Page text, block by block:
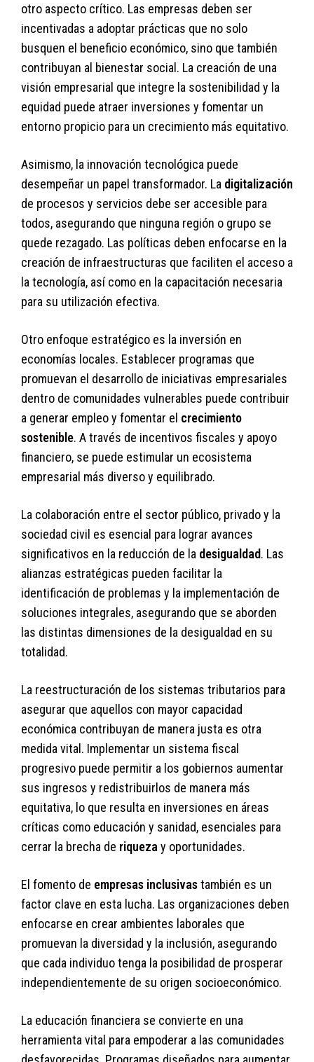
otro aspecto crítico. Las empresas deben ser
incentivadas a adoptar prácticas que no solo
busquen el beneficio económico, sino que también
contribuyan al bienestar social. La creación de una
visión empresarial que integre la sostenibilidad y la
equidad puede atraer inversiones y fomentar un
entorno propicio para un crecimiento más equitativo.
Asimismo, la innovación tecnológica puede
desempeñar un papel transformador. La digitalización
de procesos y servicios debe ser accesible para
todos, asegurando que ninguna región o grupo se
quede rezagado. Las políticas deben enfocarse en la
creación de infraestructuras que faciliten el acceso a
la tecnología, así como en la capacitación necesaria
para su utilización efectiva.
Otro enfoque estratégico es la inversión en
economías locales. Establecer programas que
promuevan el desarrollo de iniciativas empresariales
dentro de comunidades vulnerables puede contribuir
a generar empleo y fomentar el crecimiento
sostenible. A través de incentivos fiscales y apoyo
financiero, se puede estimular un ecosistema
empresarial más diverso y equilibrado.
La colaboración entre el sector público, privado y la
sociedad civil es esencial para lograr avances
significativos en la reducción de la desigualdad. Las
alianzas estratégicas pueden facilitar la
identificación de problemas y la implementación de
soluciones integrales, asegurando que se aborden
las distintas dimensiones de la desigualdad en su
totalidad.
La reestructuración de los sistemas tributarios para
asegurar que aquellos con mayor capacidad
económica contribuyan de manera justa es otra
medida vital. Implementar un sistema fiscal
progresivo puede permitir a los gobiernos aumentar
sus ingresos y redistribuirlos de manera más
equitativa, lo que resulta en inversiones en áreas
críticas como educación y sanidad, esenciales para
cerrar la brecha de riqueza y oportunidades.
El fomento de empresas inclusivastambién es un
factor clave en esta lucha. Las organizaciones deben
enfocarse en crear ambientes laborales que
promuevan la diversidad y la inclusión, asegurando
que cada individuo tenga la posibilidad de prosperar
independientemente de su origen socioeconómico.
La educación financiera se convierte en una
herramienta vital para empoderar a las comunidades